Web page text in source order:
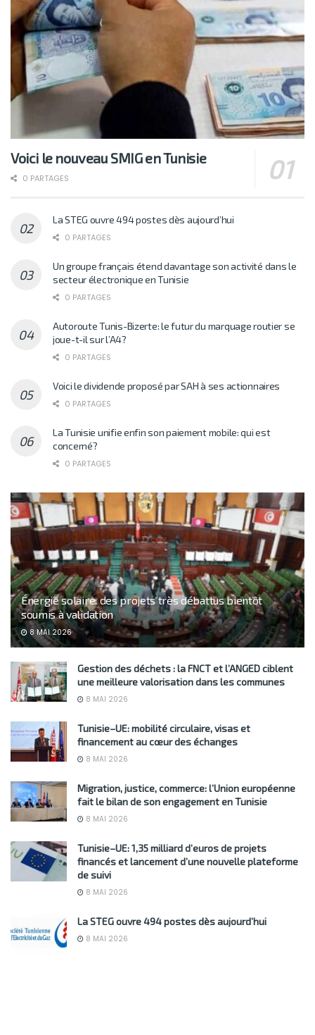
Voici le nouveau SMIG en Tunisie
0 PARTAGES
La STEG ouvre 494 postes dès aujourd’hui
0 PARTAGES
Un groupe français étend davantage son activité dans le
secteur électronique en Tunisie
0 PARTAGES
Autoroute Tunis-Bizerte: le futur du marquage routier se
joue-t-il sur l’A4?
0 PARTAGES
Voici le dividende proposé par SAH à ses actionnaires
0 PARTAGES
La Tunisie unifie enfin son paiement mobile: qui est
concerné?
0 PARTAGES
Énergie solaire: des projets très débattus bientôt
soumis à validation
8 MAI 2026
Gestion des déchets : la FNCT et l’ANGED ciblent
une meilleure valorisation dans les communes
8 MAI 2026
Tunisie–UE: mobilité circulaire, visas et
financement au cœur des échanges
8 MAI 2026
Migration, justice, commerce: l’Union européenne
fait le bilan de son engagement en Tunisie
8 MAI 2026
Tunisie–UE: 1,35 milliard d’euros de projets
financés et lancement d’une nouvelle plateforme
de suivi
8 MAI 2026
La STEG ouvre 494 postes dès aujourd’hui
8 MAI 2026